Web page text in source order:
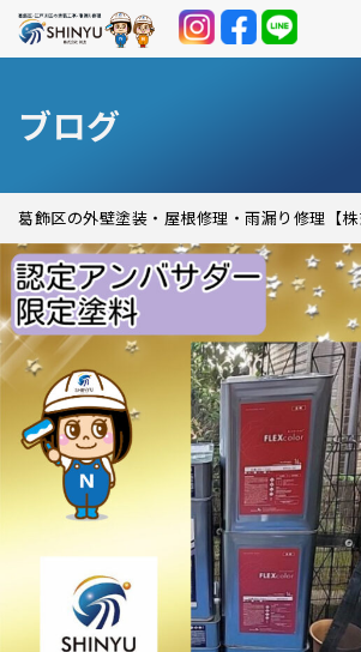
ブログ
葛飾区の外壁塗装・屋根修理・雨漏り修理【株